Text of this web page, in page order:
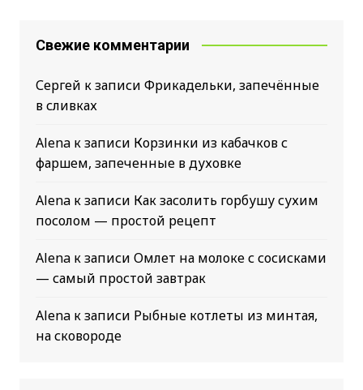
Свежие комментарии
Сергей к записи Фрикадельки, запечённые
в сливках
Alenaк записи Корзинки из кабачков с
фаршем, запеченные в духовке
Alenaк записи Как засолить горбушу сухим
посолом — простой рецепт
Alenaк записи Омлет на молоке с сосисками
— самый простой завтрак
Alenaк записи Рыбные котлеты из минтая,
на сковороде